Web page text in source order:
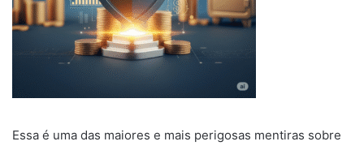
Essa é uma das maiores e mais perigosas mentiras sobre